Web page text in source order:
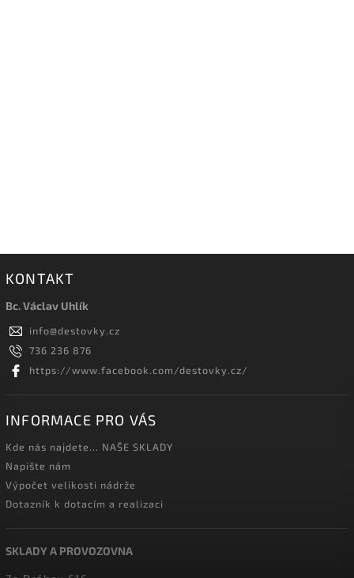
KONTAKT
Bc. Václav Uhlík
info@destovky.cz
736 236 876
https://www.facebook.com/destovky.cz/
INFORMACE PRO VÁS
Kde nás najdete... NAŠE SKLADY
Napište nám
Výpočet velikosti nádrže
Dotazník k dotacím a realizaci
SKLADY A PROVOZOVNA